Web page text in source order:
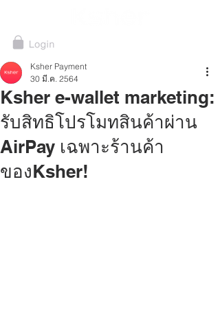
Ksher e-wallet marketing:
รับสิทธิโปรโมทสินค้าผ่าน
AirPay เฉพาะร้านค้า
ของKsher!
Ksher Payment
30 มี.ค. 2564